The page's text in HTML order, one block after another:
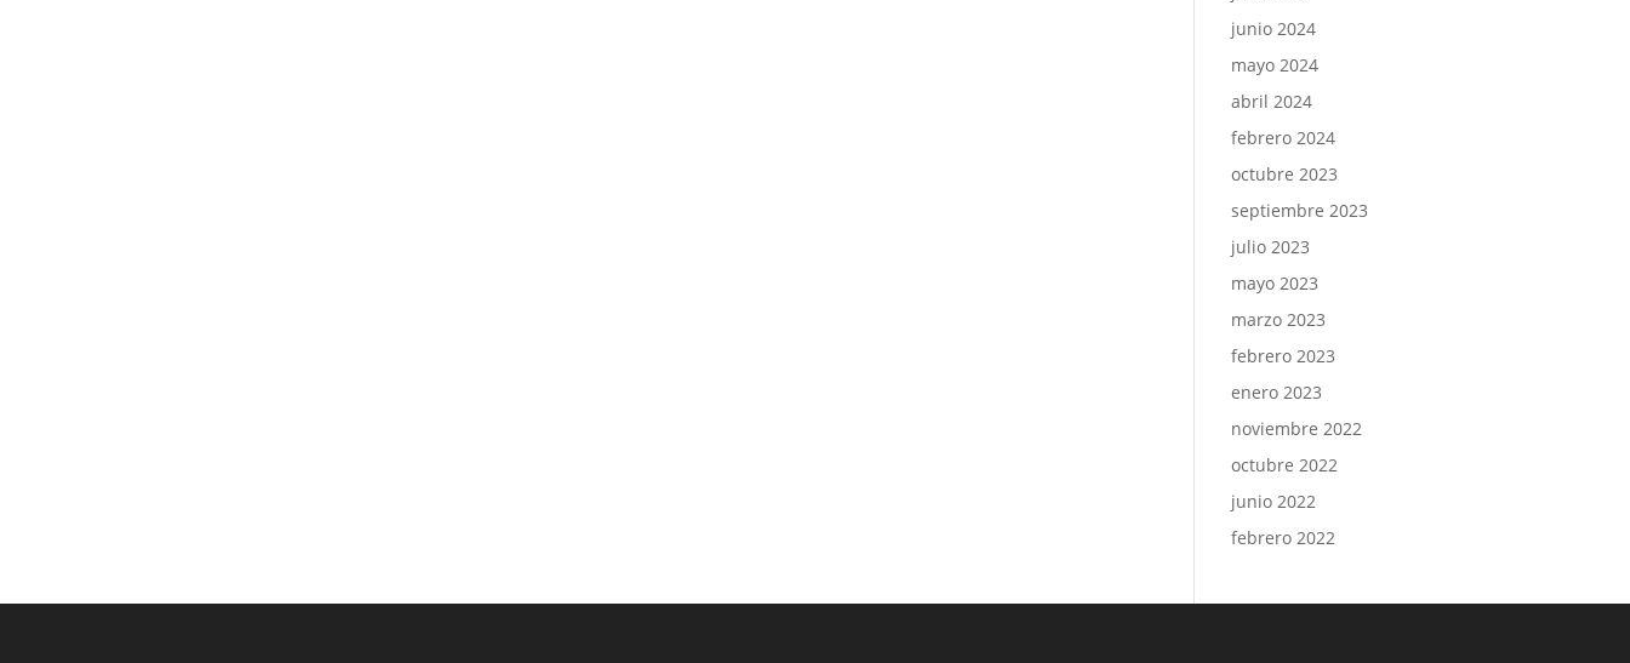
junio 2024
mayo 2024
abril 2024
febrero 2024
octubre 2023
septiembre 2023
julio 2023
mayo 2023
marzo 2023
febrero 2023
enero 2023
noviembre 2022
octubre 2022
junio 2022
febrero 2022